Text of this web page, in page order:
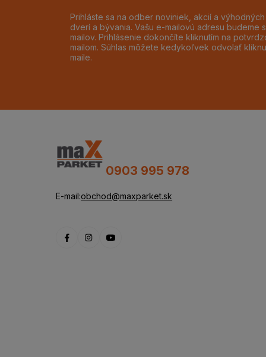
Prihláste sa na odber noviniek, akcií a
dverí a bývania. Vašu e-mailovú adresu
mailov. Prihlásenie dokončíte kliknutím na
mailom. Súhlas môžete kedykoľvek odvolať
maile.
0903 995 978
E-mail:obchod@maxparket.sk